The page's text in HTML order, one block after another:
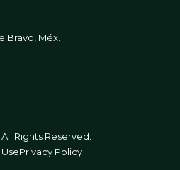
Bravo, Méx.
Rights Reserved.
Privacy Policy